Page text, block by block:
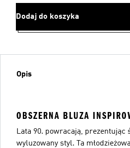
Dodaj do koszyka
Opis
OBSZERNA BLUZA
Lata 90. powracają, prezentując
wyluzowany styl. Ta